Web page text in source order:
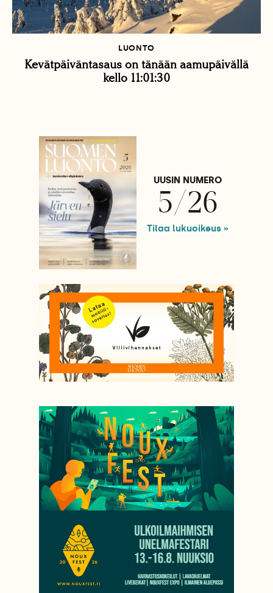
LUONTO
Kevätpäiväntasaus on tänään aamupäivällä
kello 11:01:30
UUSIN NUMERO
5/26
Tilaa lukuoikeus »